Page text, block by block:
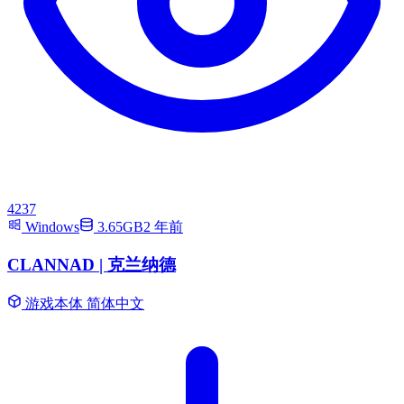
4237
Windows
3.65GB2 年前
CLANNAD | 克兰纳德
游戏本体 简体中文